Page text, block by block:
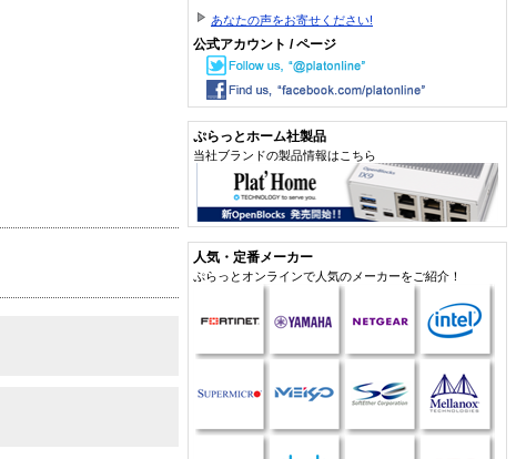
あなたの声をお寄せください!
公式アカウント / ページ
ぷらっとホーム社製品
当社ブランドの製品情報はこちら
人気・定番メーカー
ぷらっとオンラインで人気のメーカーをご紹介！